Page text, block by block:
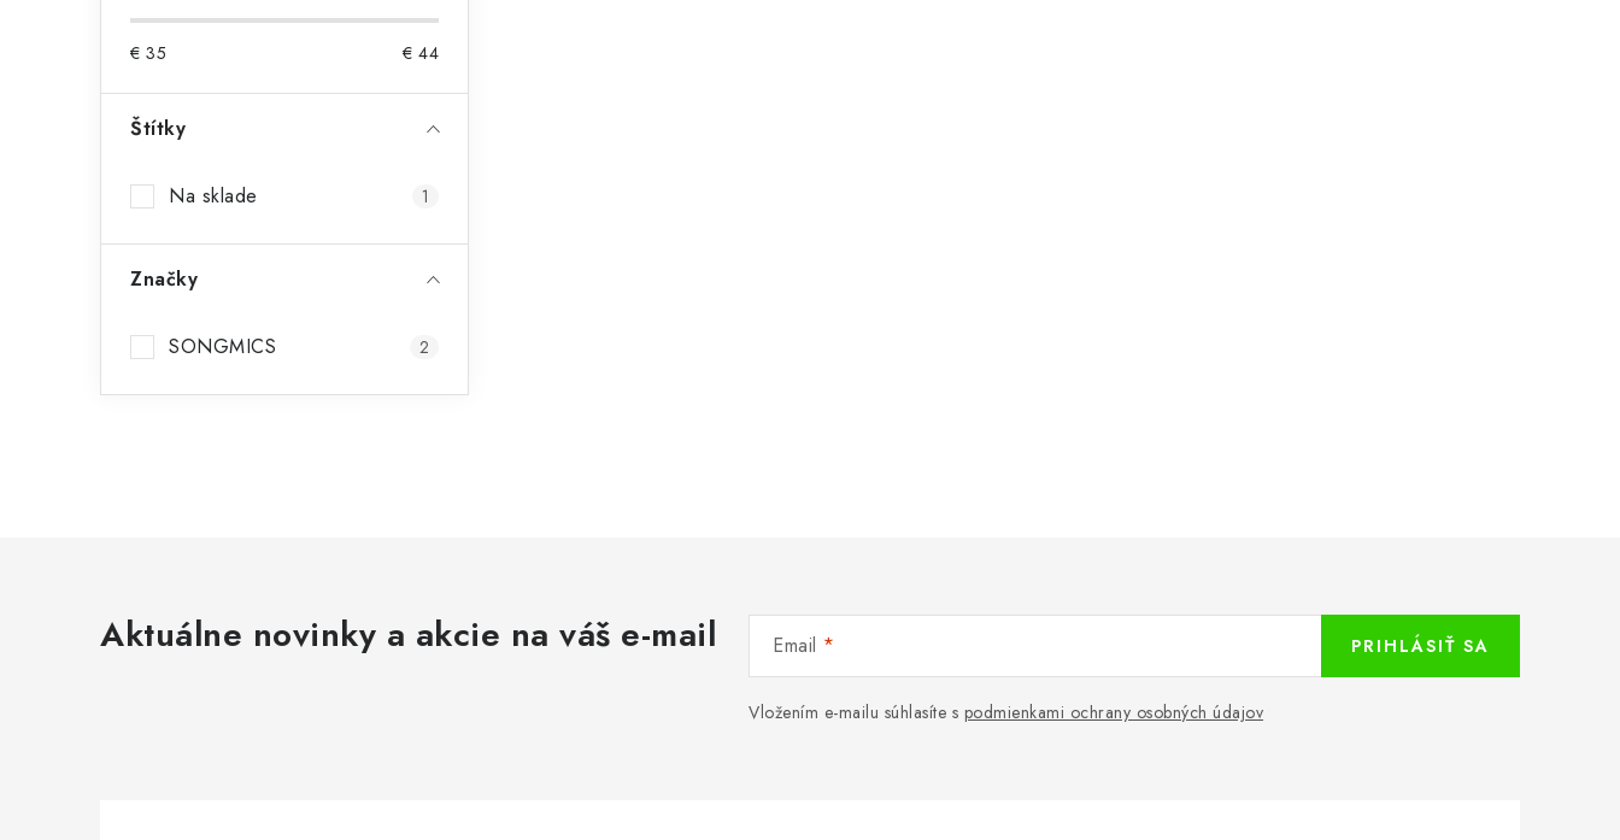
€ 35 € 44
Štítky
Na sklade 1
Značky
SONGMICS 2
Aktuálne novinky a akcie na váš e-mail Email
Vložením e-mailu súhlasíte s podmienkami ochrany osobných údajov
PRIHLÁSIŤ SA